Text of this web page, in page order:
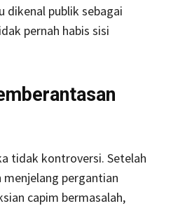
dikenal publik sebagai
pernah habis sisi
tidak kontroversi. Setelah
menjelang pergantian
capim bermasalah,